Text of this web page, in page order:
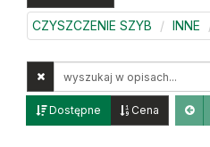
CZYSZCZENIE SZYB INNE
opisach
Dostępne Cena